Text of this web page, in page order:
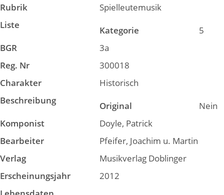
Rubrik
Spielleutemusik
Liste
Kategorie
5
BGR
3a
Reg. Nr
300018
Charakter
Historisch
Beschreibung
Original
Nein
Komponist
Doyle, Patrick
Bearbeiter
Pfeifer, Joachim u. Martin
Verlag
Musikverlag Doblinger
Erscheinungsjahr
2012